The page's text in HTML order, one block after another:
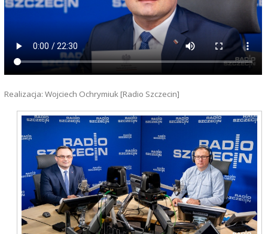
Realizacja: Wojciech Ochrymiuk [Radio Szczecin]